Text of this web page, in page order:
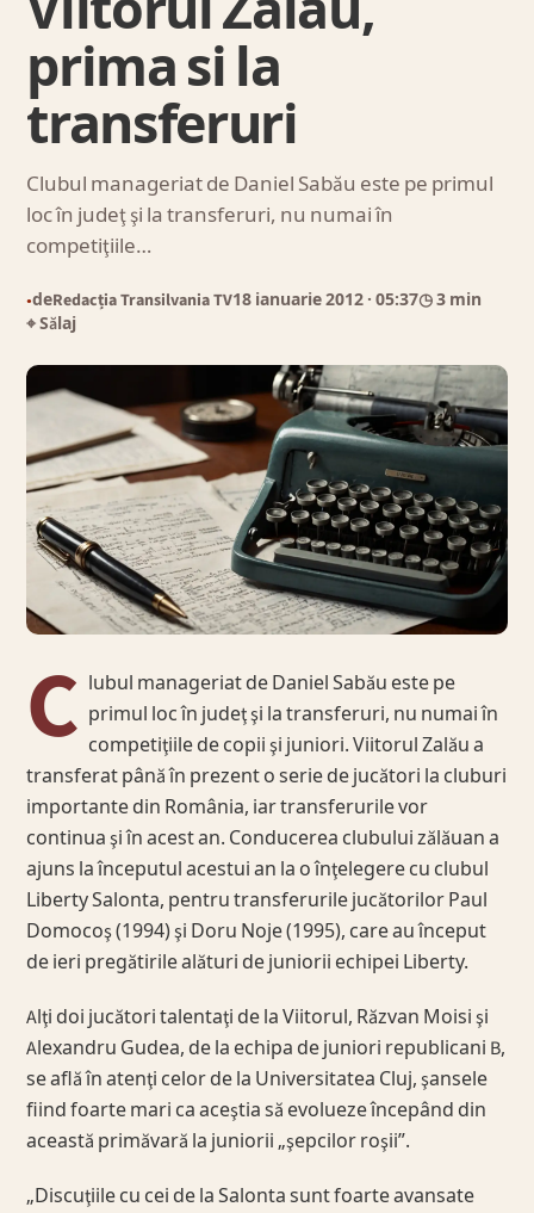
prima si la
transferuri
Clubul manageriat de Daniel Sabău este pe primul
loc în judeţ şi la transferuri, nu numai în
competiţiile…
●deRedacția Transilvania TV18 ianuarie 2012 · 05:37◷ 3 min
⌖ Sălaj
C lubul manageriat de Daniel Sabău este pe
primul loc în judeţ şi la transferuri, nu numai în
competiţiile de copii şi juniori. Viitorul Zalău a
transferat până în prezent o serie de jucători la cluburi
importante din România, iar transferurile vor
continua şi în acest an. Conducerea clubului zălăuan a
ajuns la începutul acestui an la o înţelegere cu clubul
Liberty Salonta, pentru transferurile jucătorilor Paul
Domocoş (1994) şi Doru Noje (1995), care au început
de ieri pregătirile alături de juniorii echipei Liberty.
Alţi doi jucători talentaţi de la Viitorul, Răzvan Moisi şi
Alexandru Gudea, de la echipa de juniori republicani B,
se află în atenţi celor de la Universitatea Cluj, şansele
fiind foarte mari ca aceştia să evolueze începând din
această primăvară la juniorii „şepcilor roşii”.
„Discuţiile cu cei de la Salonta sunt foarte avansate